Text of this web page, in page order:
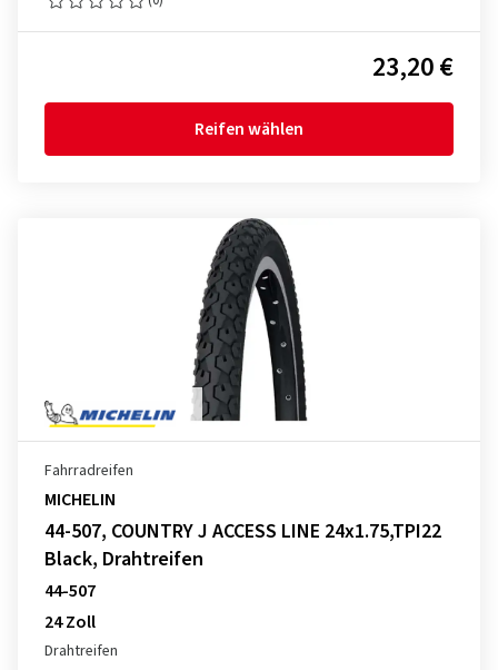
23,20 €
Reifen wählen
Fahrradreifen
MICHELIN
44-507, COUNTRY J ACCESS LINE 24x1.75,TPI22
Black, Drahtreifen
44-507
24 Zoll
Drahtreifen